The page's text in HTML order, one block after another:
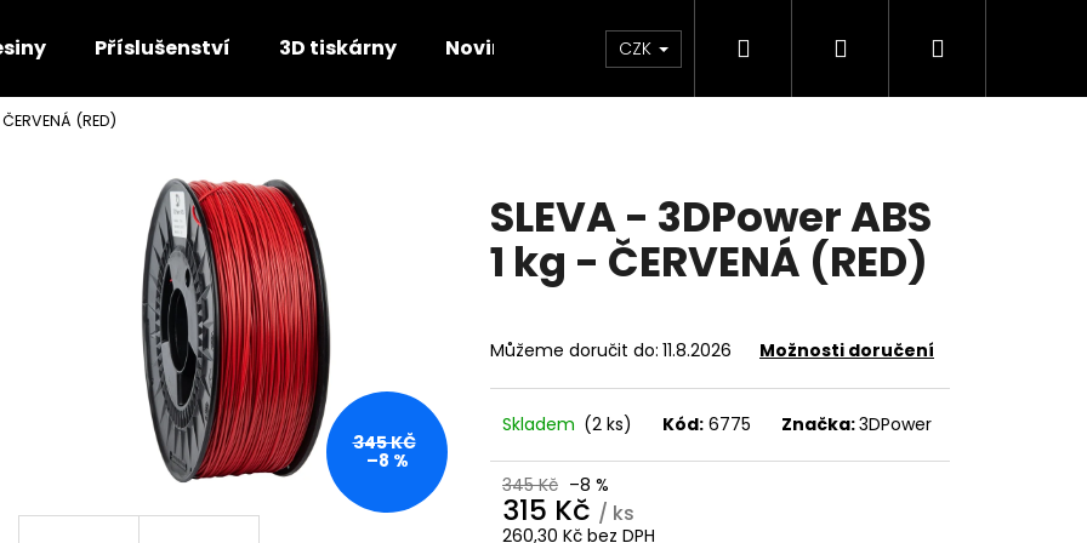
Příslušenství 3D tiskárny Novinky Sleva Dárkové poukazy FAQ
CZK Hledat PřihlášeníNákupní
(RED)
SLEVA - 3DPower ABS
1 kg - ČERVENÁ (RED)
Můžeme doručit do: 11.8.2026 Možnosti doručení
Skladem (2 ks) Kód: 6775 Značka:3DPower
345 Kč –8 %
315 Kč / ks
260,30 Kč bez DPH
345 KČ
–8 %
Co potřebujete najít?
Doporučujeme